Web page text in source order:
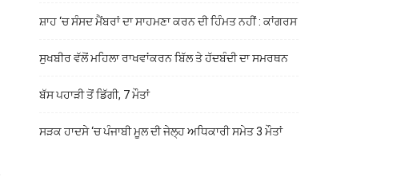
ਸ਼ਾਹ ‘ਚ ਸੰਸਦ ਮੈਂਬਰਾਂ ਦਾ ਸਾਹਮਣਾ ਕਰਨ ਦੀ ਹਿੰਮਤ ਨਹੀਂ : ਕਾਂਗਰਸ
ਸੁਖਬੀਰ ਵੱਲੋਂ ਮਹਿਲਾ ਰਾਖਵਾਂਕਰਨ ਬਿੱਲ ਤੇ ਹੱਦਬੰਦੀ ਦਾ ਸਮਰਥਨ
ਬੱਸ ਪਹਾੜੀ ਤੋਂ ਡਿੱਗੀ, 7 ਮੌਤਾਂ
ਸੜਕ ਹਾਦਸੇ ‘ਚ ਪੰਜਾਬੀ ਮੂਲ ਦੀ ਜੇਲ੍ਹ ਅਧਿਕਾਰੀ ਸਮੇਤ 3 ਮੌਤਾਂ